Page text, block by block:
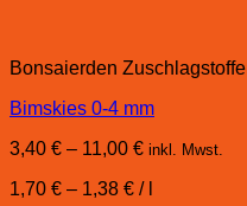
Bonsaierden Zuschlagstoffe
Bimskies 0-4 mm
3,40 € – 11,00 € inkl. Mwst.
1,70 € – 1,38 € /